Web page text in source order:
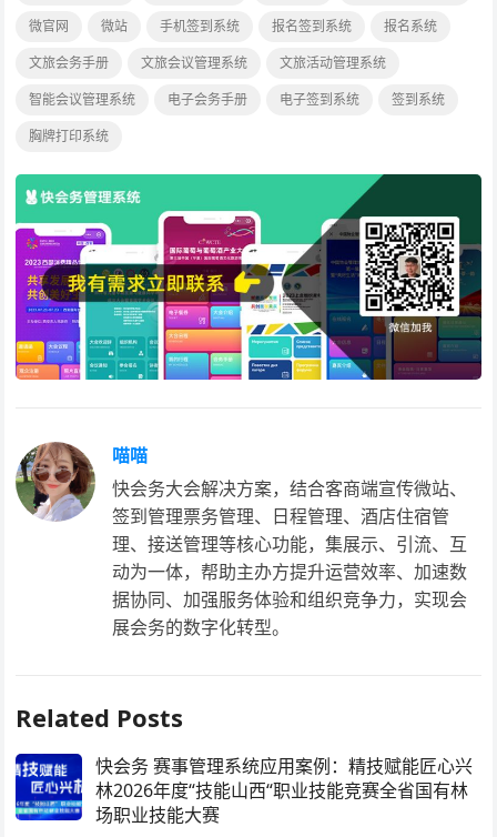
微官网
微站 手机签到系统 报名签到系统
报名系统
文旅会务手册
文旅会议管理系统
文旅活动管理系统
智能会议管理系统
电子会务手册 电子签到系统
签到系统
胸牌打印系统
喵喵
快会务大会解决方案，结合客商端宣传微站、
签到管理票务管理、日程管理、酒店住宿管
理、接送管理等核心功能，集展示、引流、互
动为一体，帮助主办方提升运营效率、加速数
据协同、加强服务体验和组织竞争力，实现会
展会务的数字化转型。
Related Posts
快会务 赛事管理系统应用案例：精技赋能匠心兴
林2026年度“技能山西“职业技能竞赛全省国有林
场职业技能大赛